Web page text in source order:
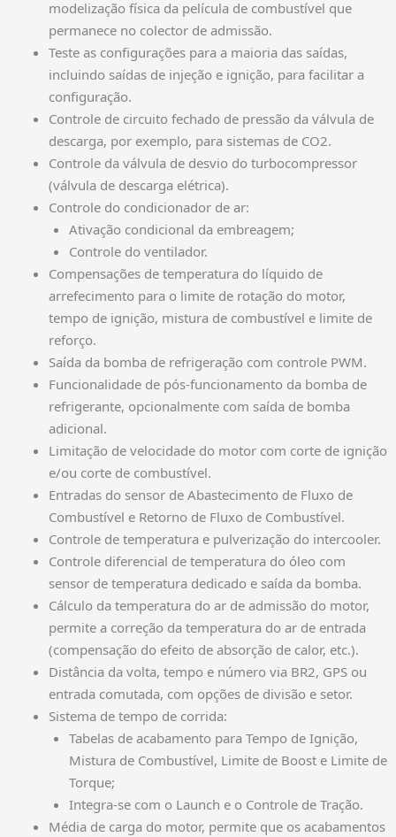
modelização física da película de combustível que
permanece no colector de admissão.
Teste as configurações para a maioria das saídas,
incluindo saídas de injeção e ignição, para facilitar a
configuração.
Controle de circuito fechado de pressão da válvula de
descarga, por exemplo, para sistemas de CO2.
Controle da válvula de desvio do turbocompressor
(válvula de descarga elétrica).
Controle do condicionador de ar:
Ativação condicional da embreagem;
Controle do ventilador.
Compensações de temperatura do líquido de
arrefecimento para o limite de rotação do motor,
tempo de ignição, mistura de combustível e limite de
reforço.
Saída da bomba de refrigeração com controle PWM.
Funcionalidade de pós-funcionamento da bomba de
refrigerante, opcionalmente com saída de bomba
adicional.
Limitação de velocidade do motor com corte de ignição
e/ou corte de combustível.
Entradas do sensor de Abastecimento de Fluxo de
Combustível e Retorno de Fluxo de Combustível.
Controle de temperatura e pulverização do intercooler.
Controle diferencial de temperatura do óleo com
sensor de temperatura dedicado e saída da bomba.
Cálculo da temperatura do ar de admissão do motor,
permite a correção da temperatura do ar de entrada
(compensação do efeito de absorção de calor, etc.).
Distância da volta, tempo e número via BR2, GPS ou
entrada comutada, com opções de divisão e setor.
Sistema de tempo de corrida:
Tabelas de acabamento para Tempo de Ignição,
Mistura de Combustível, Limite de Boost e Limite de
Torque;
Integra-se com o Launch e o Controle de Tração.
Média de carga do motor, permite que os acabamentos